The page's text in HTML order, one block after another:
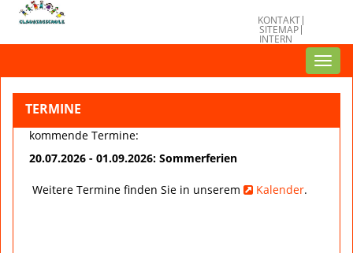
KONTAKT
SITEMAP
INTERN
TERMINE
kommende Termine:
20.07.2026 - 01.09.2026: Sommerferien
Weitere Termine finden Sie in unserem Kalender.